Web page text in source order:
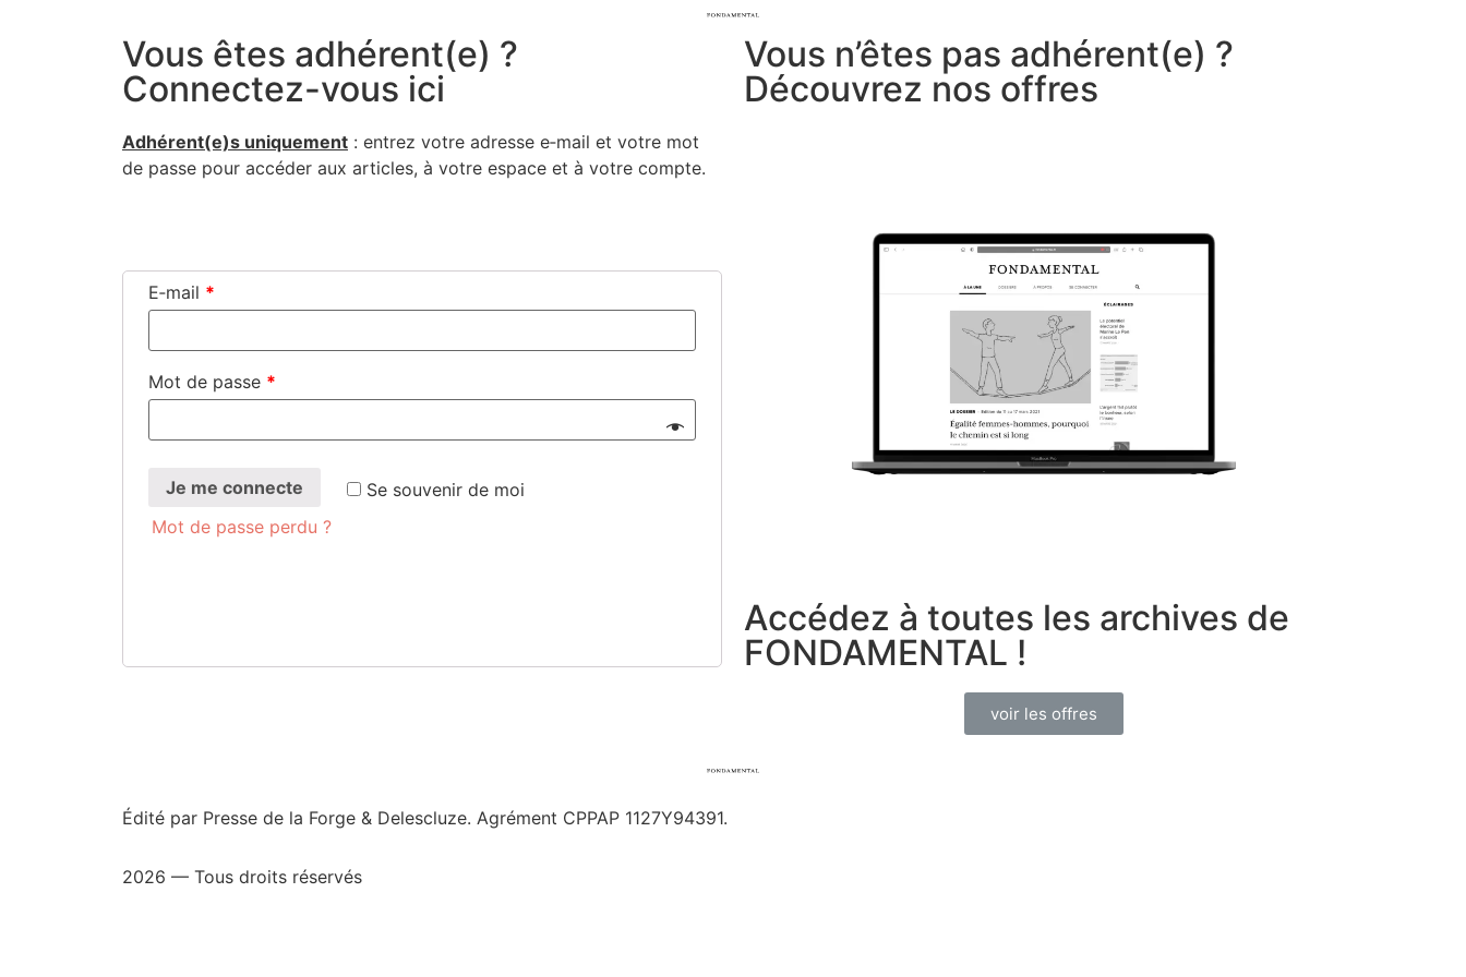
Vous êtes adhérent(e) ?
Connectez-vous ici
Adhérent(e)s uni­que­ment : entrez votre adresse e‑mail et votre mot
de passe pour accé­der aux articles, à votre espace et à votre compte.
E‑mail *
Mot de passe *
Se sou­ve­nir de moi
Je me connecte
Mot de passe perdu ?
Vous n’êtes pas adhérent(e) ?
Découvrez nos offres
Accédez à toutes les archives de
FONDAMENTAL !
voir les offres
Édité par Presse de la Forge & Delescluze. Agrément CPPAP 1127Y94391.
2026 — Tous droits réservés